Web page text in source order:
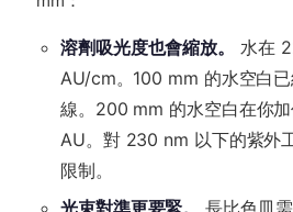
溶劑吸光度也會縮放。
水在
AU/cm。100 mm 的水空白
線。200 mm 的水空白在你
AU。對 230 nm 以下的紫外
限制。
光束對準更要緊。
長比色皿